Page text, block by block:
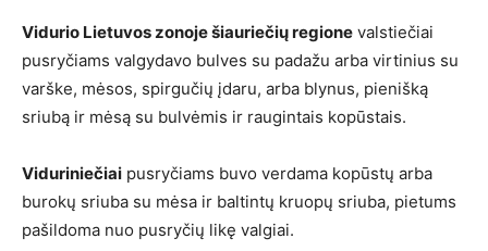
Vidurio Lietuvos zonoje šiauriečių regione valstiečiai
pusryčiams valgydavo bulves su padažu arba virtinius su
varške, mėsos, spirgučių įdaru, arba blynus, pienišką
sriubą ir mėsą su bulvėmis ir raugintais kopūstais.
Viduriniečiai pusryčiams buvo verdama kopūstų arba
burokų sriuba su mėsa ir baltintų kruopų sriuba, pietums
pašildoma nuo pusryčių likę valgiai.